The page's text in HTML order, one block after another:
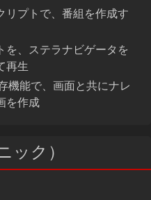
リプトで、番組を作成す
を、ステラナビゲータを
再生
機能で、画面と共にナレ
を作成
ック）